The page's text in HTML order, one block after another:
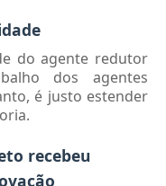
do agente redutor
dos agentes
é justo estender
recebeu